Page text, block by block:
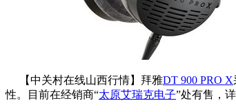
【中关村在线山西行情】拜雅DT 900 PRO X
性。目前在经销商“太原艾瑞克电子”处有售，